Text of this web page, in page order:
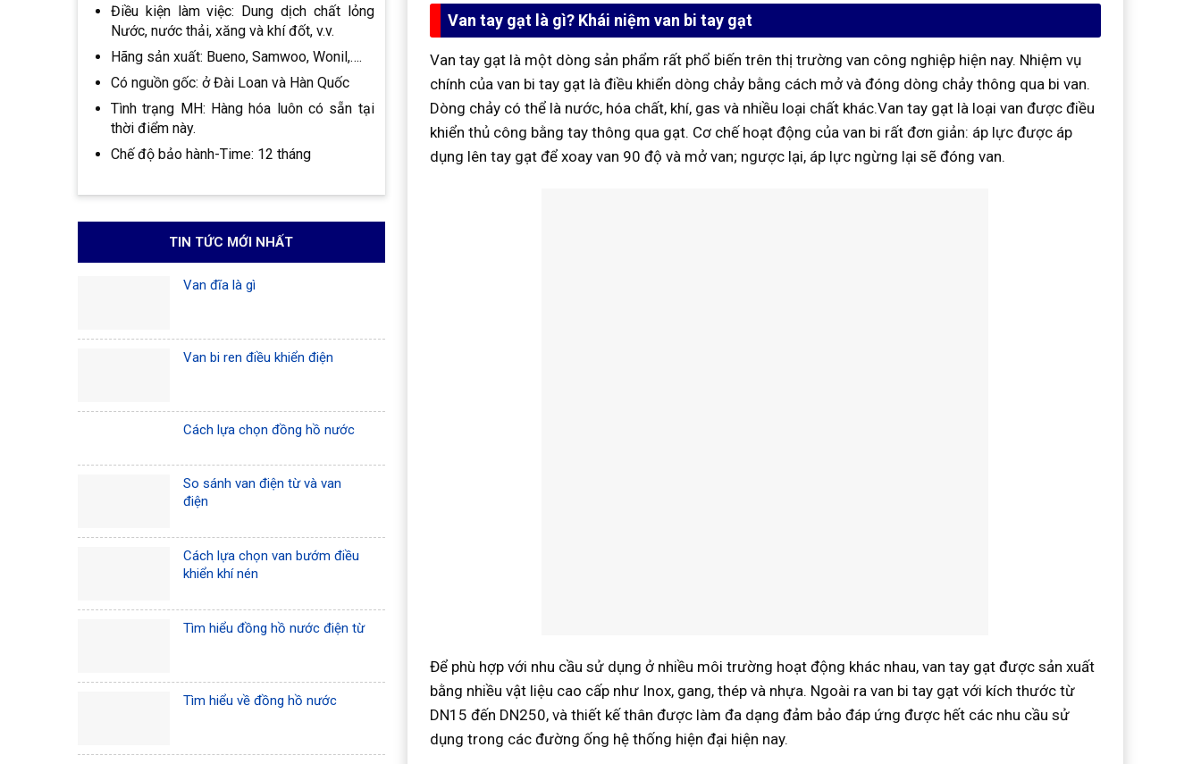
Điều kiện làm việc: Dung dịch chất lỏng
Nước, nước thải, xăng và khí đốt, v.v.
Hãng sản xuất: Bueno, Samwoo, Wonil,….
Có nguồn gốc: ở Đài Loan và Hàn Quốc
Tình trạng MH: Hàng hóa luôn có sẵn tại
thời điểm này.
Chế độ bảo hành-Time: 12 tháng
TIN TỨC MỚI NHẤT
Van đĩa là gì
Van bi ren điều khiển điện
Cách lựa chọn đồng hồ nước
So sánh van điện từ và van
điện
Cách lựa chọn van bướm điều
khiển khí nén
Tìm hiểu đồng hồ nước điện từ
Tìm hiểu về đồng hồ nước
Van tay gạt là gì? Khái niệm van bi tay gạt
Van tay gạt là một dòng sản phẩm rất phổ biến trên thị trường van công nghiệp hiện nay. Nhiệm vụ
chính của van bi tay gạt là điều khiển dòng chảy bằng cách mở và đóng dòng chảy thông qua bi van.
Dòng chảy có thể là nước, hóa chất, khí, gas và nhiều loại chất khác.Van tay gạt là loại van được điều
khiển thủ công bằng tay thông qua gạt. Cơ chế hoạt động của van bi rất đơn giản: áp lực được áp
dụng lên tay gạt để xoay van 90 độ và mở van; ngược lại, áp lực ngừng lại sẽ đóng van.
Để phù hợp với nhu cầu sử dụng ở nhiều môi trường hoạt động khác nhau, van tay gạt được sản xuất
bằng nhiều vật liệu cao cấp như Inox, gang, thép và nhựa. Ngoài ra van bi tay gạt với kích thước từ
DN15 đến DN250, và thiết kế thân được làm đa dạng đảm bảo đáp ứng được hết các nhu cầu sử
dụng trong các đường ống hệ thống hiện đại hiện nay.